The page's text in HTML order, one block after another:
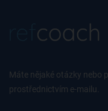
Máte nějaké otázky nebo
prostřednictvím e-mailu.